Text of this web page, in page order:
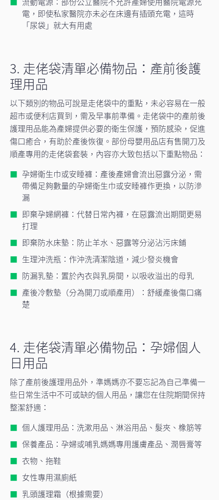
電，即使私家醫院亦未必在床邊有插頭充電，這時
「尿袋」就大有用處
3. 走佬袋清單必備物品：產前後護
理用品
以下類別的物品可說是走佬袋中的重點，未必容易在一般
超市或便利店買到，需及早事前準備。走佬袋中的產前後
護理用品能為產婦提供必要的衛生保護，預防感染，促進
傷口癒合，有助於產後恢復。部份母嬰用品店有售開刀及
順產專用的走佬袋套裝，內容亦大致包括以下重點物品：
孕婦衛生巾或安睡褲：產後產婦會流出惡露分泌，需
帶備足夠數量的孕婦衛生巾或安睡褲作更換，以防滲
漏
即棄孕婦網褲：代替日常內褲，在惡露流出期間更易
打理
即棄防水床墊：防止羊水、惡露等分泌沾污床鋪
生理沖洗瓶：作沖洗清潔陰道，減少發炎機會
防漏乳墊：置於內衣與乳房間，以吸收溢出的母乳
產後冷敷墊（分為開刀或順產用）：舒緩產後傷口痛
楚
4. 走佬袋清單必備物品：孕婦個人
日用品
除了產前後護理用品外，準媽媽亦不要忘記為自己準備一
些日常生活中不可或缺的個人用品，讓您在住院期間保持
整潔舒適：
個人護理用品：洗漱用品、淋浴用品、髮夾、橡筋等
保養產品：孕婦或哺乳媽媽專用護膚產品、潤唇膏等
衣物、拖鞋
女性專用濕廁紙
乳頭護理霜（根據需要）